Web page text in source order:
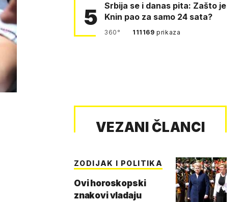
5
Srbija se i danas pita: Zašto je
Knin pao za samo 24 sata?
360° 111169prikaza
VEZANI ČLANCI
ZODIJAK I POLITIKA
Ovi horoskopski
znakovi vladaju